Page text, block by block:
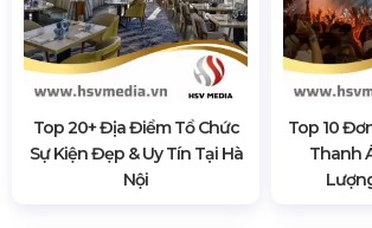
Top 20+ Địa Điểm Tổ Chức
Sự Kiện Đẹp & Uy Tín Tại Hà
Nội
Top 10
Thanh